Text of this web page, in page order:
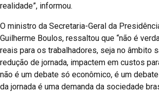
realidade”, informou.
O ministro da Secretaria-Geral da
Guilherme Boulos, ressaltou que “não é
reais para os trabalhadores, seja no âmbito
redução de jornada, impactem em custos
não é um debate só econômico, é um
da jornada é uma demanda da sociedade